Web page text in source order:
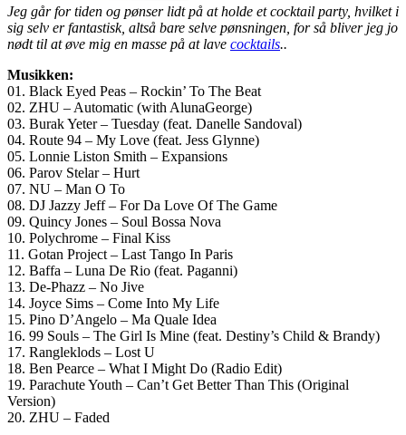
Jeg går for tiden og pønser lidt på at holde et cocktail party, hvilket i
sig selv er fantastisk, altså bare selve pønsningen, for så bliver jeg jo
nødt til at øve mig en masse på at lave cocktails..
Musikken:
01. Black Eyed Peas – Rockin’ To The Beat
02. ZHU – Automatic (with AlunaGeorge)
03. Burak Yeter – Tuesday (feat. Danelle Sandoval)
04. Route 94 – My Love (feat. Jess Glynne)
05. Lonnie Liston Smith – Expansions
06. Parov Stelar – Hurt
07. NU – Man O To
08. DJ Jazzy Jeff – For Da Love Of The Game
09. Quincy Jones – Soul Bossa Nova
10. Polychrome – Final Kiss
11. Gotan Project – Last Tango In Paris
12. Baffa – Luna De Rio (feat. Paganni)
13. De-Phazz – No Jive
14. Joyce Sims – Come Into My Life
15. Pino D’Angelo – Ma Quale Idea
16. 99 Souls – The Girl Is Mine (feat. Destiny’s Child & Brandy)
17. Rangleklods – Lost U
18. Ben Pearce – What I Might Do (Radio Edit)
19. Parachute Youth – Can’t Get Better Than This (Original
Version)
20. ZHU – Faded